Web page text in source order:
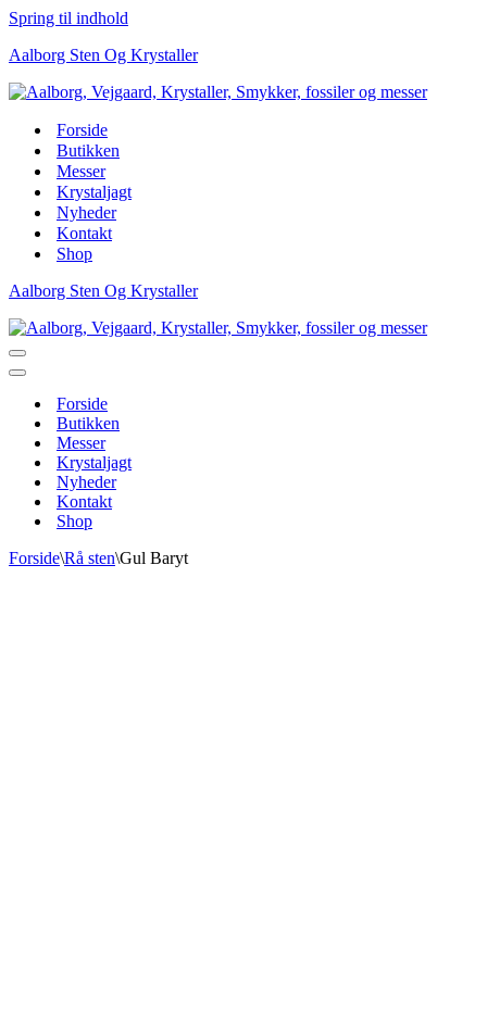
Spring til indhold
Aalborg Sten Og Krystaller
Forside
Butikken
Messer
Krystaljagt
Nyheder
Kontakt
Shop
Aalborg Sten Og Krystaller
Navigation
menu
Navigation
Forside
Butikken
Messer
Krystaljagt
Nyheder
Kontakt
Shop
Forside\Rå sten\Gul Baryt